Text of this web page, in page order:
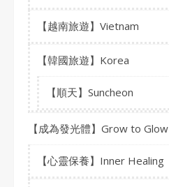
【越南旅遊】Vietnam
【韓國旅遊】Korea
【順天】Suncheon
【成為發光體】Grow to Glow
【心靈保養】Inner Healing